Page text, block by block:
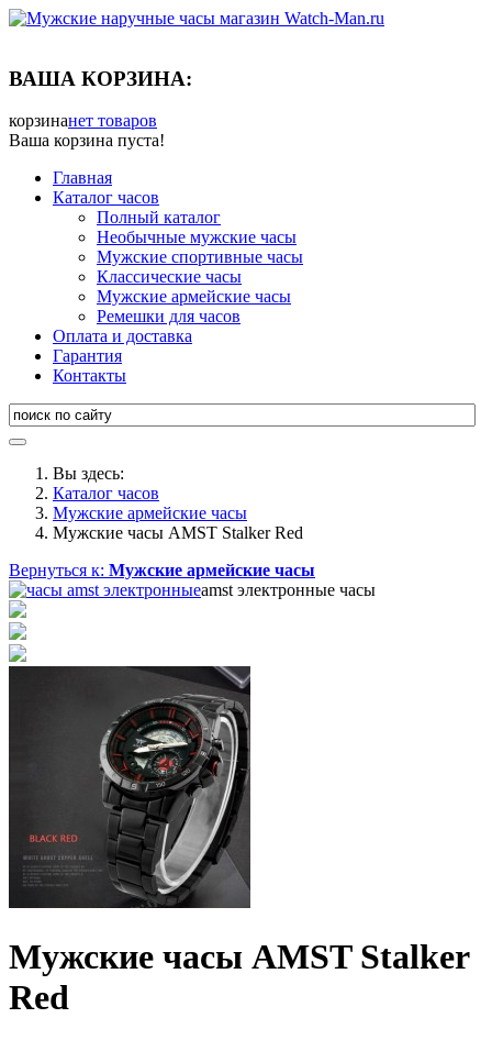
ВАША КОРЗИНА:
корзинанет товаров
Ваша корзина пуста!
Главная
Каталог часов
Полный каталог
Необычные мужские часы
Мужские спортивные часы
Классические часы
Мужские армейские часы
Ремешки для часов
Оплата и доставка
Гарантия
Контакты
Вы здесь:
Каталог часов
Мужские армейские часы
Мужские часы AMST Stalker Red
Вернуться к: Мужские армейские часы
amst электронные часы
Мужские часы AMST Stalker
Red